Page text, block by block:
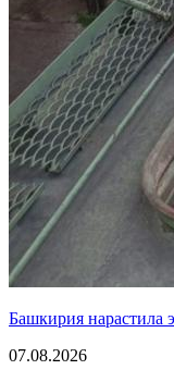
Башкирия нарастила
07.08.2026